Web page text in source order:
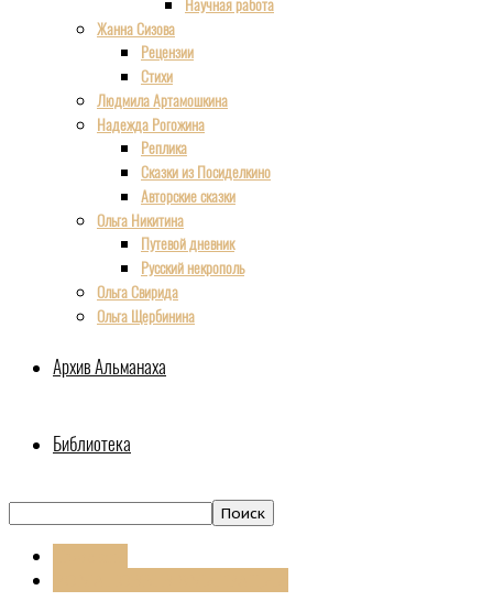
Научная работа
Жанна Сизова
Рецензии
Стихи
Людмила Артамошкина
Надежда Рогожина
Реплика
Сказки из Посиделкино
Авторские сказки
Ольга Никитина
Путевой дневник
Русский некрополь
Ольга Свирида
Ольга Щербинина
Архив Альманаха
Библиотека